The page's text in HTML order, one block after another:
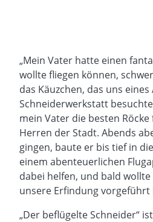
„Mein Vater hatte einen
wollte fliegen können,
das Käuzchen, das uns
Schneiderwerkstatt
mein Vater die besten
Herren der Stadt. Abends
gingen, baute er bis tief in
einem abenteuerlichen
dabei helfen, und bald
unsere Erfindung vorgeführt
„Der beflügelte Schneider“